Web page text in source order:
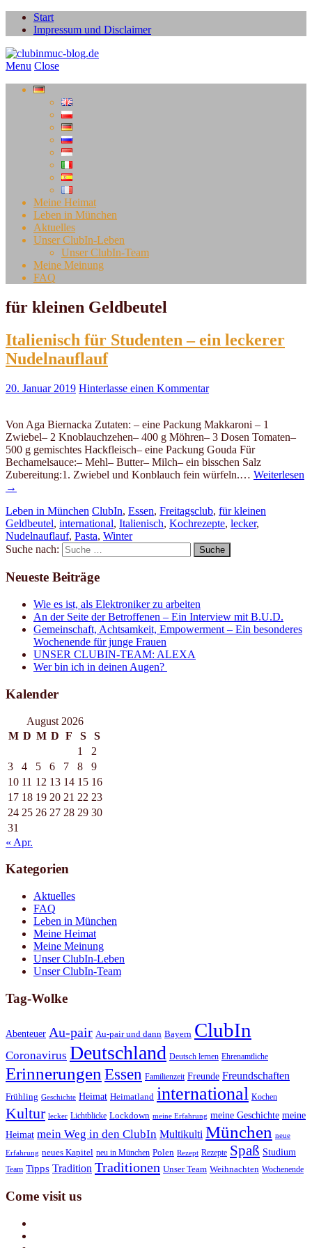
Start
Impressum und Disclaimer
Menu Close
Meine Heimat
Leben in München
Aktuelles
Unser ClubIn-Leben
Unser ClubIn-Team
Meine Meinung
FAQ
für kleinen Geldbeutel
Italienisch für Studenten – ein leckerer
Nudelnauflauf
20. Januar 2019 Hinterlasse einen Kommentar
Von Aga Biernacka Zutaten: – eine Packung Makkaroni – 1
Zwiebel– 2 Knoblauchzehen– 400 g Möhren– 3 Dosen Tomaten–
500 g gemischtes Hackfleisch– eine Packung Gouda Für
Bechamelsauce:– Mehl– Butter– Milch– ein bisschen Salz
Zubereitung:1. Zwiebel und Konblauch fein würfeln.… Weiterlesen
→
Leben in München ClubIn, Essen, Freitagsclub, für kleinen
Geldbeutel, international, Italienisch, Kochrezepte, lecker,
Nudelnauflauf, Pasta, Winter
Suche nach:
Neueste Beiträge
Wie es ist, als Elektroniker zu arbeiten
An der Seite der Betroffenen – Ein Interview mit B.U.D.
Gemeinschaft, Achtsamkeit, Empowerment – Ein besonderes
Wochenende für junge Frauen
UNSER CLUBIN-TEAM: ALEXA
Wer bin ich in deinen Augen?
Kalender
August 2026
M D M D F S
S
1
2
3
4 5 6 7 8
9
10 11 12 13 14 15 16
17 18 19 20 21 22 23
24 25 26 27 28 29 30
31
« Apr.
Kategorien
Aktuelles
FAQ
Leben in München
Meine Heimat
Meine Meinung
Unser ClubIn-Leben
Unser ClubIn-Team
Tag-Wolke
Abenteuer Au-pair Au-pair und dann Bayern ClubIn
Coronavirus Deutschland Deutsch lernen Ehrenamtliche
ErinnerungenEssen Familienzeit Freunde Freundschaften
Frühling Geschichte Heimat Heimatland international Kochen
Kultur lecker Lichtblicke Lockdown meine Erfahrung meine Geschichte meine
Heimat mein Weg in den ClubIn Multikulti München neue
Erfahrung neues Kapitel neu in München Polen Rezept Rezepte Spaß Studium
Team Tipps Tradition Traditionen Unser Team Weihnachten Wochenende
Come visit us